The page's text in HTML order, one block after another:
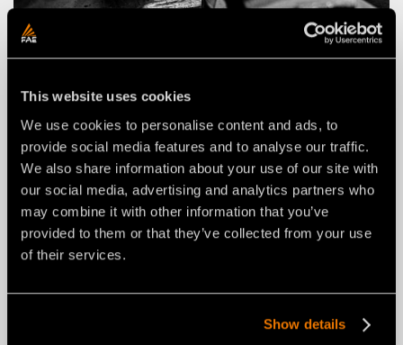
This website uses cookies
We use cookies to personalise content and ads, to
provide social media features and to analyse our traffic.
We also share information about your use of our site with
our social media, advertising and analytics partners who
may combine it with other information that you’ve
provided to them or that they’ve collected from your use
of their services.
Show details
POSSIBILITÉ DE CHOISIR ENTRE DIFFERENT